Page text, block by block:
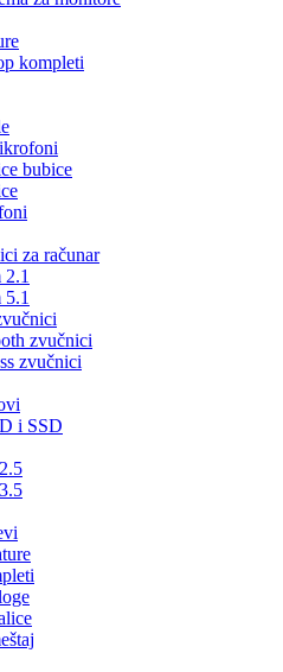
kompleti
bubice
za računar
2.1
5.1
zvučnici
zvučnici
i SSD